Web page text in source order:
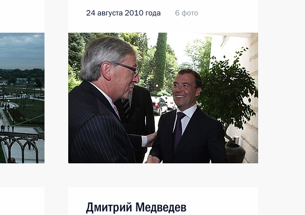
24 августа 2010 года 6 фото
Дмитрий Медведев